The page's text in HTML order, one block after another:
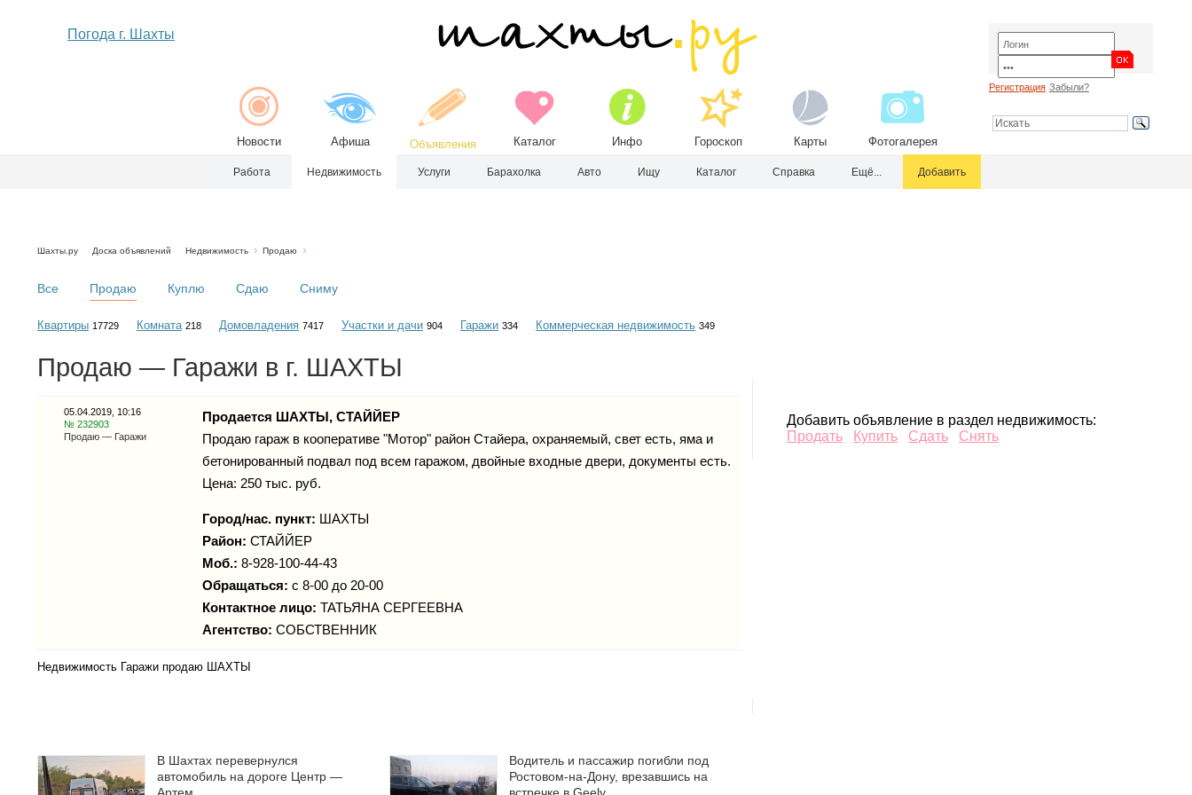
Погода г. Шахты
Новости Афиша Объявления Каталог Инфо Гороскоп Карты Фотогалерея
Регистрация Забыли?
Работа Недвижимость Услуги Барахолка Авто Ищу Каталог Справка Ещё... Добавить
Шахты.ру Доска объявлений Недвижимость Продаю
Все Продаю Куплю Сдаю Сниму
Квартиры 17729 Комната 218 Домовладения 7417 Участки и дачи 904 Гаражи 334 Коммерческая недвижимость 349
Продаю — Гаражи в г. ШАХТЫ
05.04.2019, 10:16
№ 232903
Продаю — Гаражи
Продается ШАХТЫ, СТАЙЙЕР
Продаю гараж в кооперативе "Мотор" район Стайера, охраняемый, свет есть, яма и
бетонированный подвал под всем гаражом, двойные входные двери, документы есть.
Цена: 250 тыс. руб.
Город/нас. пункт: ШАХТЫ
Район: СТАЙЙЕР
Моб.: 8-928-100-44-43
Обращаться: с 8-00 до 20-00
Контактное лицо: ТАТЬЯНА СЕРГЕЕВНА
Агентство: СОБСТВЕННИК
Недвижимость Гаражи продаю ШАХТЫ
Добавить объявление в раздел недвижимость:
Продать
Купить Сдать Снять
В Шахтах перевернулся
автомобиль на дороге Центр —
Водитель и пассажир погибли под
Ростовом-на-Дону, врезавшись на